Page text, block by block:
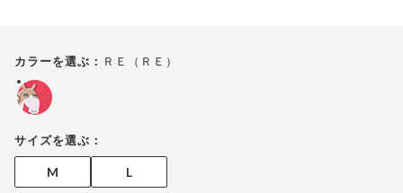
カラーを選ぶ： ＲＥ（ＲＥ）
サイズを選ぶ：
M L